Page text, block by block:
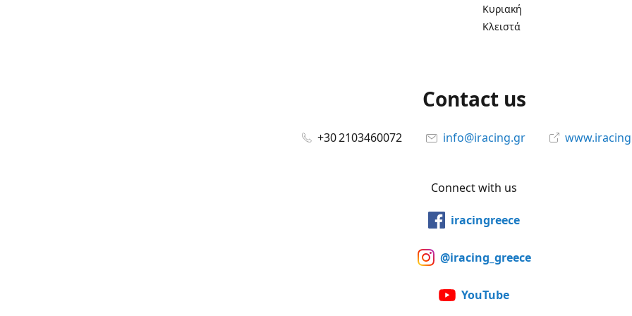
Κυριακή
Κλειστά
Contact us
+30 2103460072 info@iracing.gr
Connect with us
iracingreece
@iracing_greece
YouTube